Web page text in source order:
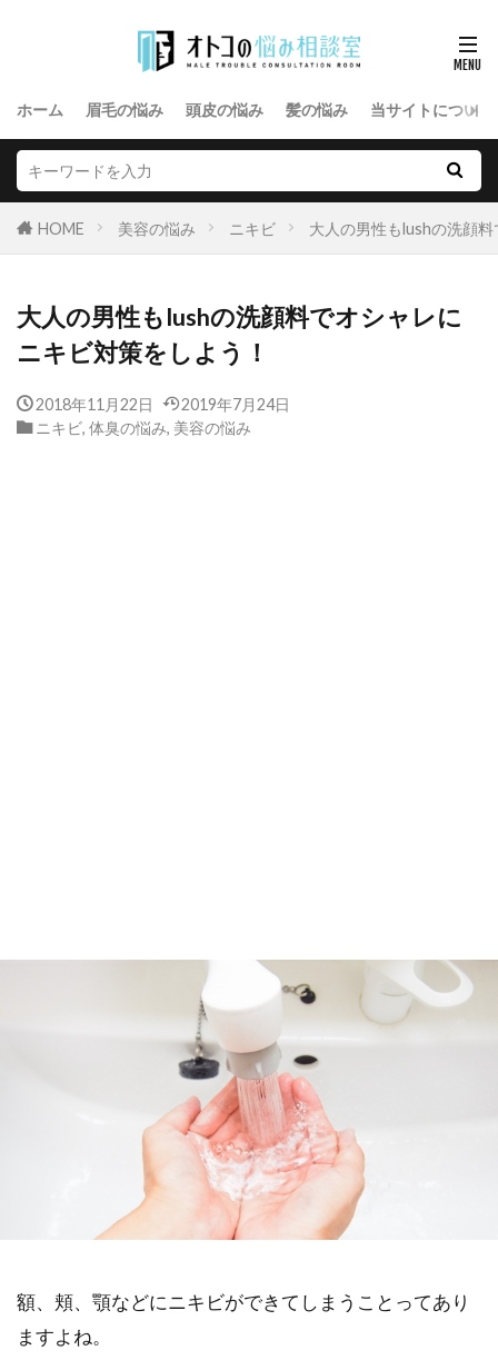
ホーム 眉毛の悩み 頭皮の悩み 髪の悩み 当サイトについて
HOME 美容の悩み ニキビ 大人の男性もlushの洗顔
大人の男性もlushの洗顔料でオシャレに
ニキビ対策をしよう！
2018年11月22日
2019年7月24日
ニキビ, 体臭の悩み, 美容の悩み
額、頬、顎などにニキビができてしまうことってあり
ますよね。